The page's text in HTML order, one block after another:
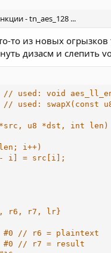
- tn_aes_128 ...
то из новых
дизасм и слепить
// used: void
// used:
*src, u8 *dst, int len)
i++)
i] = src[i];
r6, r7, lr}
// r6 = plaintext
#0 // r7 = result